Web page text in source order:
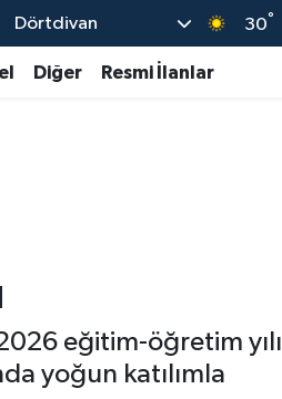
Dörtdivan 30°
Diğer Resmi İlanlar
eğitim-öğretim yılı
yoğun katılımla